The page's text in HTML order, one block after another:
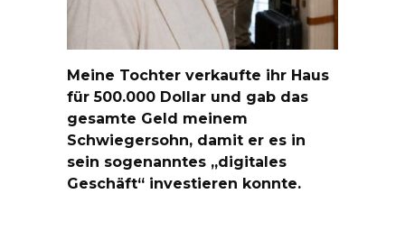
Meine Tochter verkaufte ihr Haus
für 500.000 Dollar und gab das
gesamte Geld meinem
Schwiegersohn, damit er es in
sein sogenanntes „digitales
Geschäft“ investieren konnte.